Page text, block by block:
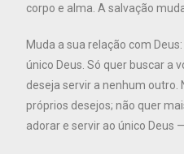
corpo e alma. A salvação
Muda a sua relação com
único Deus. Só quer buscar a
deseja servir a nenhum outro.
próprios desejos; não quer
adorar e servir ao único Deus